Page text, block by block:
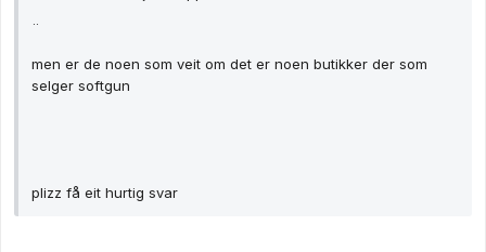
¨
men er de noen som veit om det er noen butikker der som
selger softgun
plizz få eit hurtig svar